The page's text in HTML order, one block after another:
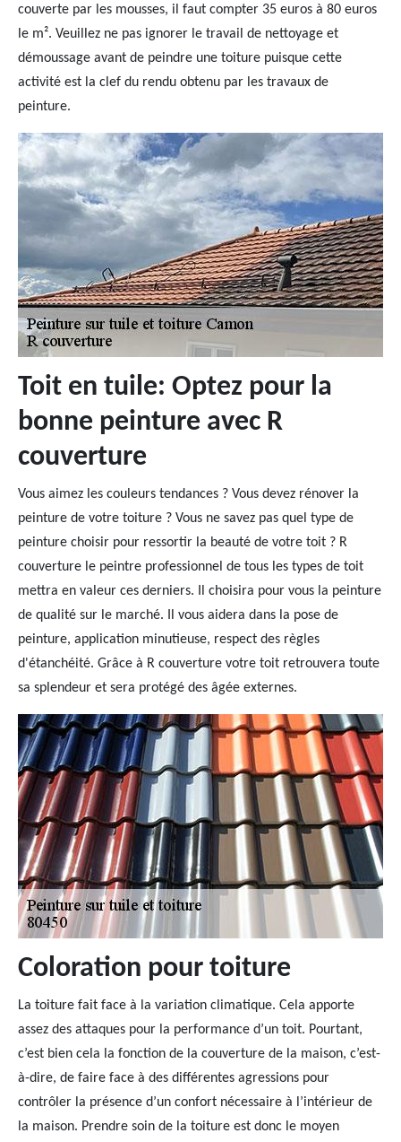
couverte par les mousses, il faut compter 35 euros à 80 euros
le m². Veuillez ne pas ignorer le travail de nettoyage et
démoussage avant de peindre une toiture puisque cette
activité est la clef du rendu obtenu par les travaux de
peinture.
Toit en tuile: Optez pour la
bonne peinture avec R
couverture
Vous aimez les couleurs tendances ? Vous devez rénover la
peinture de votre toiture ? Vous ne savez pas quel type de
peinture choisir pour ressortir la beauté de votre toit ? R
couverture le peintre professionnel de tous les types de toit
mettra en valeur ces derniers. Il choisira pour vous la peinture
de qualité sur le marché. Il vous aidera dans la pose de
peinture, application minutieuse, respect des règles
d'étanchéité. Grâce à R couverture votre toit retrouvera toute
sa splendeur et sera protégé des âgée externes.
Coloration pour toiture
La toiture fait face à la variation climatique. Cela apporte
assez des attaques pour la performance d’un toit. Pourtant,
c’est bien cela la fonction de la couverture de la maison, c’est-
à-dire, de faire face à des différentes agressions pour
contrôler la présence d’un confort nécessaire à l’intérieur de
la maison. Prendre soin de la toiture est donc le moyen